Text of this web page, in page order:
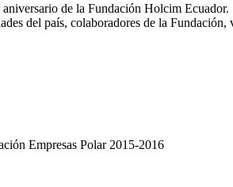
de la Fundación Holcim Ecuador.
del país, colaboradores de la
Empresas Polar 2015-2016